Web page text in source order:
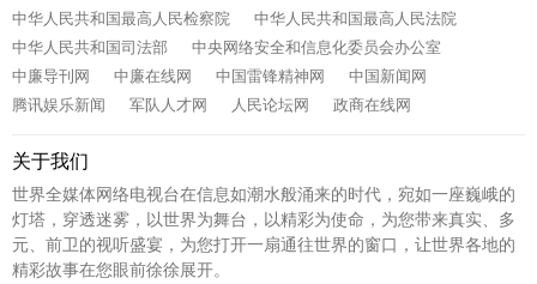
中华人民共和国最高人民检察院
中华人民共和国最高人民法院
中华人民共和国司法部
中央网络安全和信息化委员会办公室
中廉导刊网
中廉在线网 中国雷锋精神网
中国新闻网
腾讯娱乐新闻
军队人才网 人民论坛网 政商在线网
关于我们
世界全媒体网络电视台在信息如潮水般涌来的时代，宛如一座巍峨的
灯塔，穿透迷雾，以世界为舞台，以精彩为使命，为您带来真实、多
元、前卫的视听盛宴，为您打开一扇通往世界的窗口，让世界各地的
精彩故事在您眼前徐徐展开。